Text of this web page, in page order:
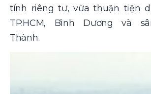
tính riêng tư, vừa thuận tiện
TP.HCM, Bình Dương và
Thành.